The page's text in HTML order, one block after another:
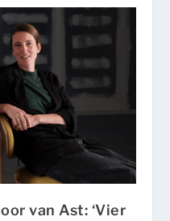
van Ast: ‘Vier